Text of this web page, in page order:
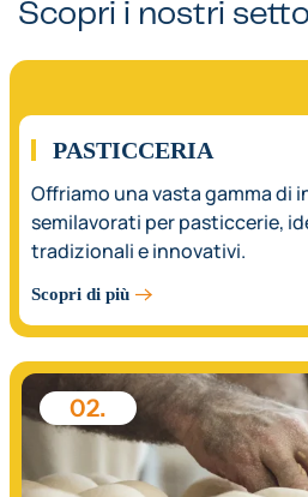
Scopri i nostri
PASTICCERIA
Offriamo una vasta gamma di
semilavorati per pasticcerie,
tradizionali e innovativi.
Scopri di più
02.